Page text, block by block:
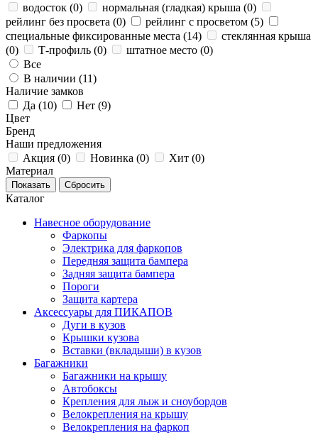
водосток (0) нормальная (гладкая) крыша (0)
рейлинг без просвета (0) рейлинг с просветом (5)
специальные фиксированные места (14)
стеклянная крыша
(0) Т-профиль (0) штатное место (0)
Все
В наличии (11)
Наличие замков
Да (10) Нет (9)
Цвет
Бренд
Наши предложения
Акция (0) Новинка (0) Хит (0)
Материал
Каталог
Навесное оборудование
Фаркопы
Электрика для фаркопов
Передняя защита бампера
Задняя защита бампера
Пороги
Защита картера
Аксессуары для ПИКАПОВ
Дуги в кузов
Крышки кузова
Вставки (вкладыши) в кузов
Багажники
Багажники на крышу
Автобоксы
Крепления для лыж и сноубордов
Велокрепления на крышу
Велокрепления на фаркоп